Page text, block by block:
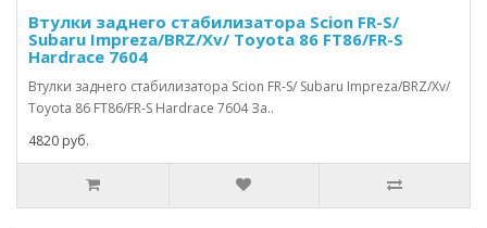
Втулки заднего стабилизатора Scion FR-S/
Subaru Impreza/BRZ/Xv/ Toyota 86 FT86/FR-S
Hardrace 7604
Втулки заднего стабилизатора Scion FR-S/ Subaru Impreza/BRZ/Xv/
Toyota 86 FT86/FR-S Hardrace 7604 За..
4820 руб.